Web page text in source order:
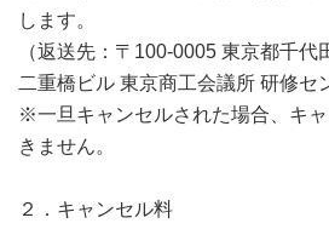
します。
（返送先：〒100-0005 東京都千代
二重橋ビル 東京商工会議所 研修セ
※一旦キャンセルされた場合、キ
きません。
２．キャンセル料